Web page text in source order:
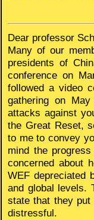
Dear professor
Many of our
presidents of
conference on
followed a video
gathering on
attacks against
the Great Reset,
to me to convey
mind the
concerned about
WEF depreciated
and global levels.
state that they
distressful.